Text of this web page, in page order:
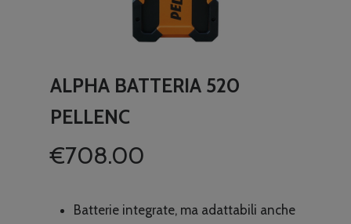
ALPHA BATTERIA 520
PELLENC
€708.00
Batterie integrate, ma adattabili anche